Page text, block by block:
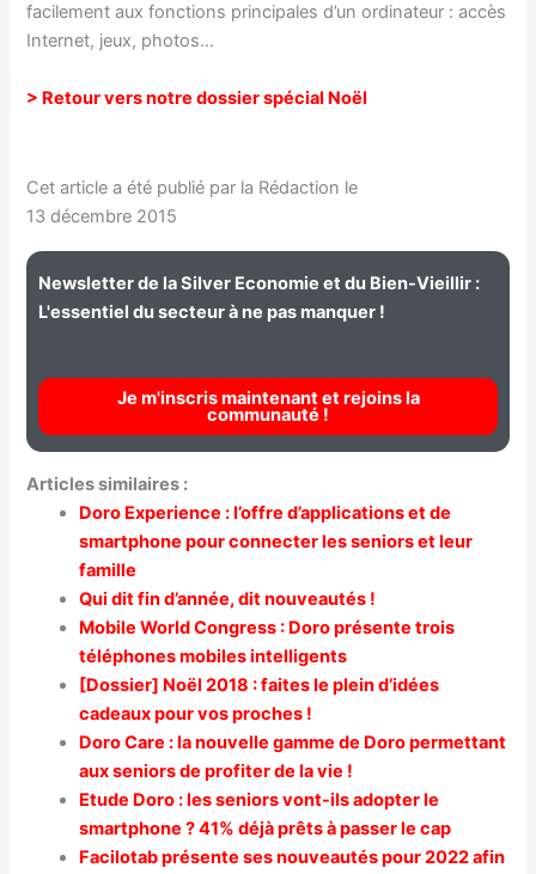
facilement aux fonctions principales d’un ordinateur : accès
Internet, jeux, photos…
> Retour vers notre dossier spécial Noël
Cet article a été publié par la Rédaction le
13 décembre 2015
Newsletter de la Silver Economie et du Bien-Vieillir :
L'essentiel du secteur à ne pas manquer !
Je m'inscris maintenant et rejoins la
communauté !
Articles similaires :
Doro Experience : l’offre d’applications et de
smartphone pour connecter les seniors et leur
famille
Qui dit fin d’année, dit nouveautés !
Mobile World Congress : Doro présente trois
téléphones mobiles intelligents
[Dossier] Noël 2018 : faites le plein d’idées
cadeaux pour vos proches !
Doro Care : la nouvelle gamme de Doro permettant
aux seniors de profiter de la vie !
Etude Doro : les seniors vont-ils adopter le
smartphone ? 41% déjà prêts à passer le cap
Facilotab présente ses nouveautés pour 2022 afin